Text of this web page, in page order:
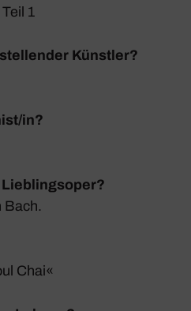
1
Künstler?
in?
Bach.
Chai«